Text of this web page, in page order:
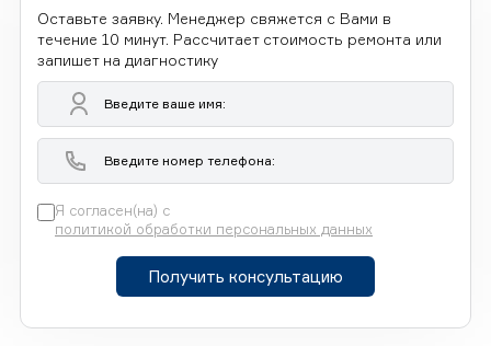
Оставьте заявку. Менеджер свяжется с Вами в
течение 10 минут. Рассчитает стоимость ремонта или
запишет на диагностику
Я согласен(на) с
политикой обработки персональных данных
Получить консультацию